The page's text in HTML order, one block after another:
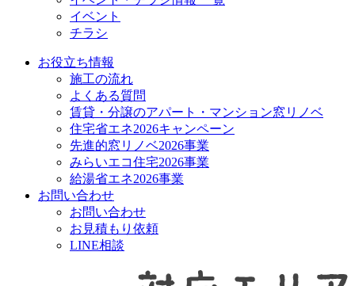
イベント
チラシ
お役立ち情報
施工の流れ
よくある質問
賃貸・分譲のアパート・マンション窓リノベ
住宅省エネ2026キャンペーン
先進的窓リノベ2026事業
みらいエコ住宅2026事業
給湯省エネ2026事業
お問い合わせ
お問い合わせ
お見積もり依頼
LINE相談